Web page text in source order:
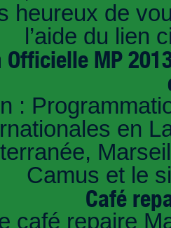
heureux de
l’aide du lien
MP
:
en
Camus et le
Café
café repaire